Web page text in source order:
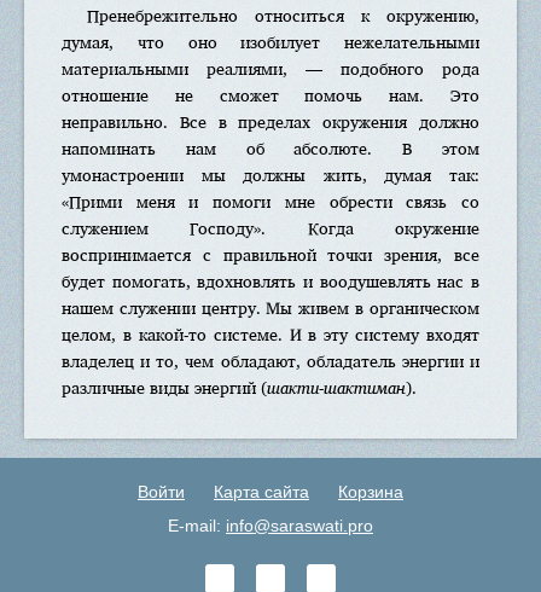
Пренебрежительно относиться к окружению,
думая, что оно изобилует нежелательными
материальными реалиями, — подобного рода
отношение не сможет помочь нам. Это
неправильно. Все в пределах окружения должно
напоминать нам об абсолюте. В этом
умонастроении мы должны жить, думая так:
«Прими меня и помоги мне обрести связь со
служением Господу». Когда окружение
воспринимается с правильной точки зрения, все
будет помогать, вдохновлять и воодушевлять нас в
нашем служении центру. Мы живем в органическом
целом, в какой-то системе. И в эту систему входят
владелец и то, чем обладают, обладатель энергии и
различные виды энергий (шакти-шактиман).
Войти Карта сайта
Корзина
E-mail: info@saraswati.pro